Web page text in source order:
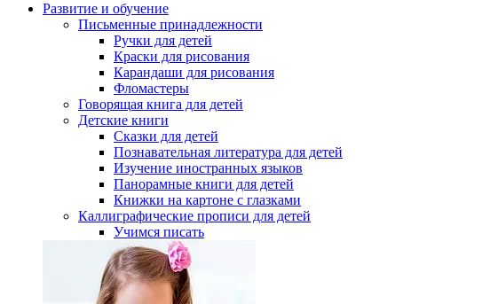
Развитие и обучение
Письменные принадлежности
Ручки для детей
Краски для рисования
Карандаши для рисования
Фломастеры
Говорящая книга для детей
Детские книги
Сказки для детей
Познавательная литература для детей
Изучение иностранных языков
Панорамные книги для детей
Книжки на картоне с глазками
Каллиграфические прописи для детей
Учимся писать